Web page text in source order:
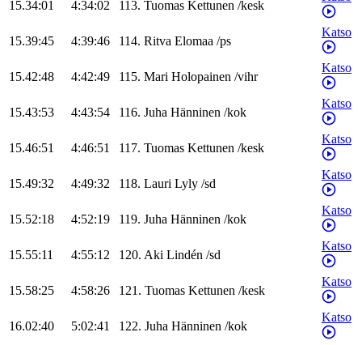
15.34:01 4:34:02 113. Tuomas Kettunen /kesk
15.39:45 4:39:46 114. Ritva Elomaa /ps
Katso
15.42:48 4:42:49 115. Mari Holopainen /vihr
Katso
15.43:53 4:43:54 116. Juha Hänninen /kok
Katso
15.46:51 4:46:51 117. Tuomas Kettunen /kesk
Katso
15.49:32 4:49:32 118. Lauri Lyly /sd
Katso
15.52:18 4:52:19 119. Juha Hänninen /kok
Katso
15.55:11 4:55:12 120. Aki Lindén /sd
Katso
15.58:25 4:58:26 121. Tuomas Kettunen /kesk
Katso
16.02:40 5:02:41 122. Juha Hänninen /kok
Katso